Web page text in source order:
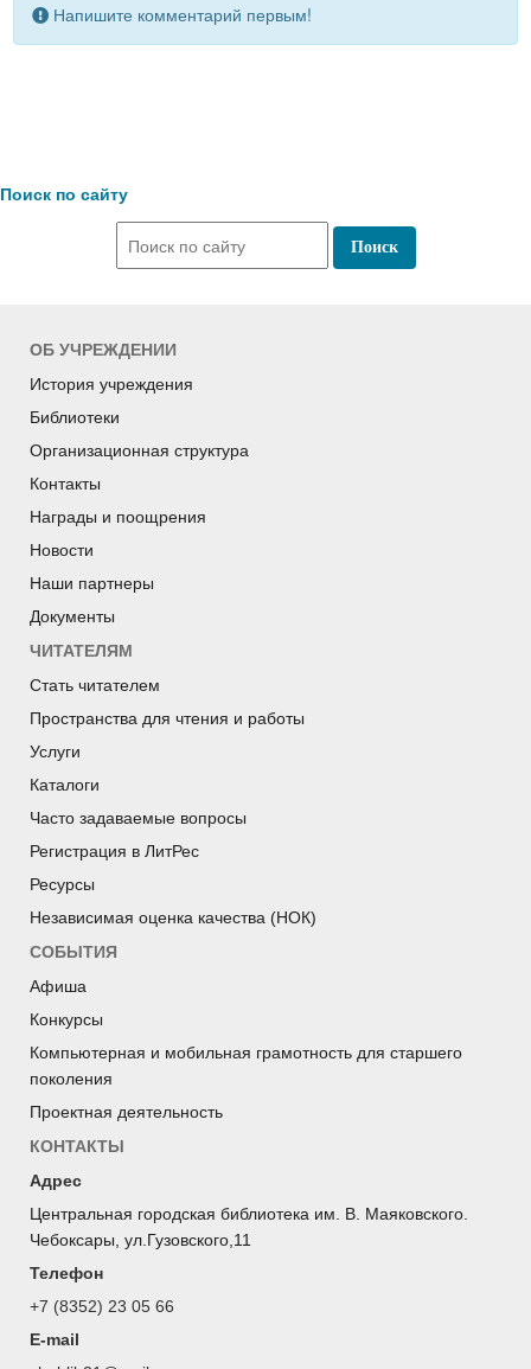
Напишите комментарий первым!
Поиск по сайту
ОБ УЧРЕЖДЕНИИ
История учреждения
Библиотеки
Организационная структура
Контакты
Награды и поощрения
Новости
Наши партнеры
Документы
ЧИТАТЕЛЯМ
Стать читателем
Пространства для чтения и работы
Услуги
Каталоги
Часто задаваемые вопросы
Регистрация в ЛитРес
Ресурсы
Независимая оценка качества (НОК)
СОБЫТИЯ
Афиша
Конкурсы
Компьютерная и мобильная грамотность для старшего
поколения
Проектная деятельность
КОНТАКТЫ
Адрес
Центральная городская библиотека им. В. Маяковского.
Чебоксары, ул.Гузовского,11
Телефон
+7 (8352) 23 05 66
E-mail